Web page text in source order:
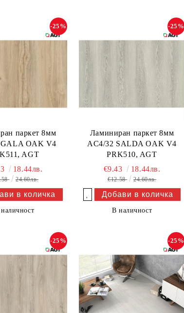
паркет 8мм
GALA OAK V4
AGT
-25%
18.44лв.
24.60лв.
Ламиниран паркет 8мм
AC4/32 SALDA OAK V4
PRK510, AGT
-25%
€9.43 18.44лв.
€12.58 24.60лв.
В наличност
-25% -25%